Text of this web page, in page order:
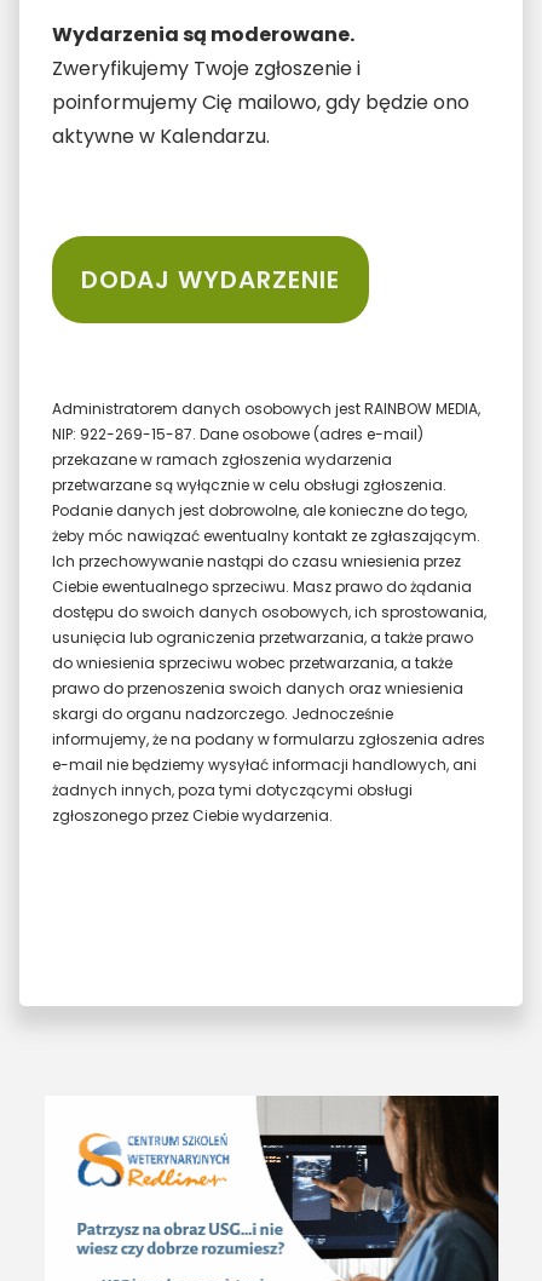
Wydarzenia są moderowane.
Zweryfikujemy Twoje zgłoszenie i
poinformujemy Cię mailowo, gdy będzie ono
aktywne w Kalendarzu.
Administratorem danych osobowych jest RAINBOW MEDIA,
NIP: 922-269-15-87. Dane osobowe (adres e-mail)
przekazane w ramach zgłoszenia wydarzenia
przetwarzane są wyłącznie w celu obsługi zgłoszenia.
Podanie danych jest dobrowolne, ale konieczne do tego,
żeby móc nawiązać ewentualny kontakt ze zgłaszającym.
Ich przechowywanie nastąpi do czasu wniesienia przez
Ciebie ewentualnego sprzeciwu. Masz prawo do żądania
dostępu do swoich danych osobowych, ich sprostowania,
usunięcia lub ograniczenia przetwarzania, a także prawo
do wniesienia sprzeciwu wobec przetwarzania, a także
prawo do przenoszenia swoich danych oraz wniesienia
skargi do organu nadzorczego. Jednocześnie
informujemy, że na podany w formularzu zgłoszenia adres
e-mail nie będziemy wysyłać informacji handlowych, ani
żadnych innych, poza tymi dotyczącymi obsługi
zgłoszonego przez Ciebie wydarzenia.